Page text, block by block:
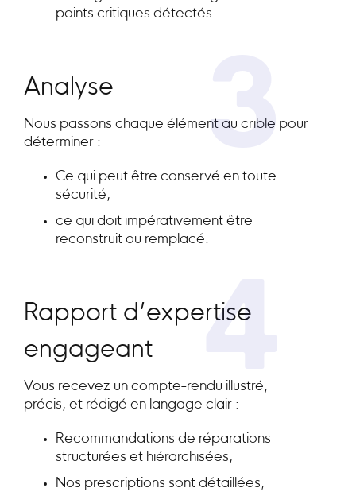
points critiques détectés.
3
Analyse
Nous passons chaque élément au crible pour
déterminer :
Ce qui peut être conservé en toute
sécurité,
ce qui doit impérativement être
reconstruit ou remplacé.
4
Rapport d’expertise
engageant
Vous recevez un compte-rendu illustré,
précis, et rédigé en langage clair :
Recommandations de réparations
structurées et hiérarchisées,
Nos prescriptions sont détaillées,